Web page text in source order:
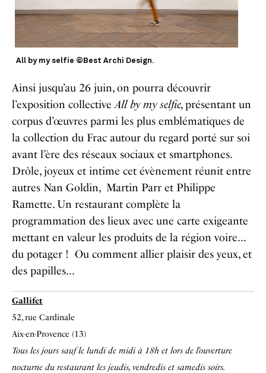
All by my selfie ©Best Archi Design.
Ainsi jusqu’au 26 juin, on pourra découvrir
l’exposition collectiveAll by my selfie,présentant un
corpus d’œuvres parmi les plus emblématiques de
la collection du Frac autour du regard porté sur soi
avant l’ère des réseaux sociaux et smartphones.
Drôle, joyeux et intime cet évènement réunit entre
autres Nan Goldin, Martin Parr et Philippe
Ramette. Un restaurant complète la
programmation des lieux avec une carte exigeante
mettant en valeur les produits de la région voire…
du potager ! Ou comment allier plaisir des yeux, et
des papilles…
Gallifet
52, rue Cardinale
Aix-en-Provence (13)
Tous les jours sauf le lundi de midi à 18h et lors de l’ouverture
nocturne du restaurant les jeudis, vendredis et samedis soirs.